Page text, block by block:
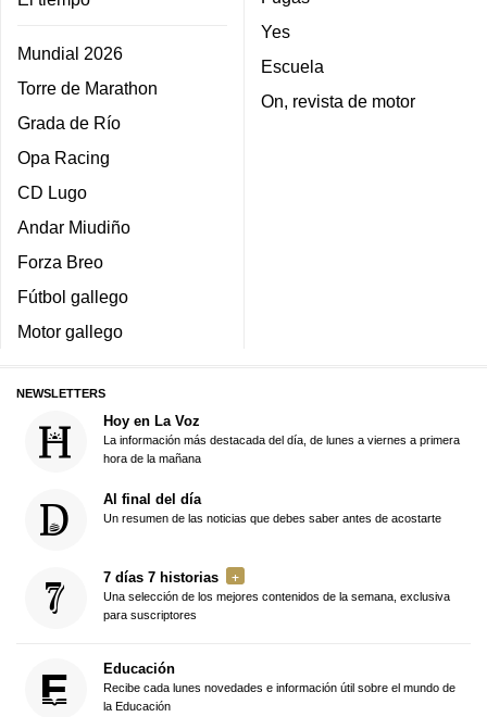
Mundial 2026
Torre de Marathon
Grada de Río
Opa Racing
CD Lugo
Andar Miudiño
Forza Breo
Fútbol gallego
Motor gallego
Yes
Escuela
On, revista de motor
NEWSLETTERS
Hoy en La Voz
La información más destacada del día, de lunes a viernes a primera
hora de la mañana
Al final del día
Un resumen de las noticias que debes saber antes de acostarte
7 días 7 historias
Una selección de los mejores contenidos de la semana, exclusiva
para suscriptores
Educación
Recibe cada lunes novedades e información útil sobre el mundo de
la Educación